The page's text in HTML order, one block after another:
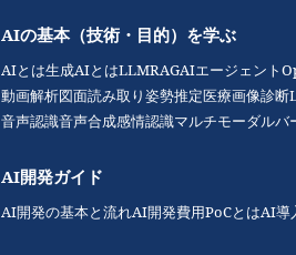
AIの基本（技術・目的）を学ぶ
AIとは生成AIとはLLMRAGAIエージェント
動画解析図面読み取り姿勢推定医療画像診断
音声認識音声合成感情認識マルチモーダルバ
AI開発ガイド
AI開発の基本と流れAI開発費用PoCとはAI導